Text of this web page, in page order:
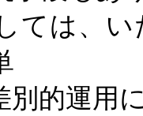
ては、い
別的運用